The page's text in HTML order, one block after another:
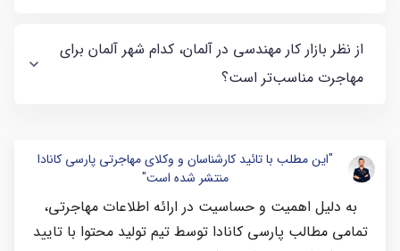
از نظر بازار کار مهندسی در آلمان، کدام شهر آلمان برای
مهاجرت مناسب‌تر است؟
"این مطلب با تائید کارشناسان و وکلای مهاجرتی پارسی کانادا
منتشر شده است"
به دلیل اهمیت و حساسیت در ارائه اطلاعات مهاجرتی،
تمامی مطالب پارسی کانادا توسط تیم تولید محتوا با تایید